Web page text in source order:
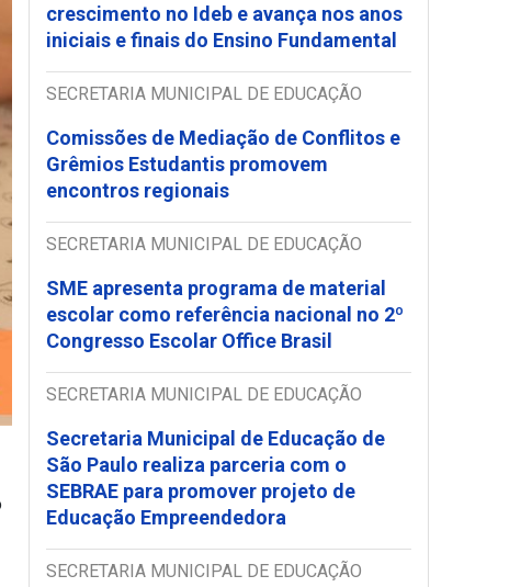
crescimento no Ideb e avança nos anos
iniciais e finais do Ensino Fundamental
SECRETARIA MUNICIPAL DE EDUCAÇÃO
Comissões de Mediação de Conflitos e
Grêmios Estudantis promovem
encontros regionais
SECRETARIA MUNICIPAL DE EDUCAÇÃO
SME apresenta programa de material
escolar como referência nacional no 2º
Congresso Escolar Office Brasil
SECRETARIA MUNICIPAL DE EDUCAÇÃO
Secretaria Municipal de Educação de
São Paulo realiza parceria com o
SEBRAE para promover projeto de
Educação Empreendedora
SECRETARIA MUNICIPAL DE EDUCAÇÃO